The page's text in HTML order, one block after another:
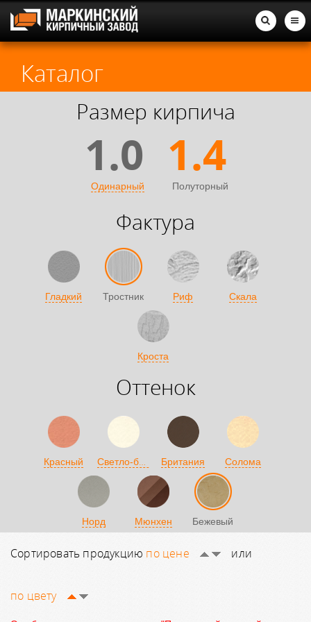
Каталог
Размер кирпича
1.0
Одинарный
1.4
Полуторный
Фактура
Гладкий Тростник Риф Скала
Кроста
Оттенок
Красный Светло-бежевый Британия Солома
Норд Мюнхен Бежевый
Сортировать продукцию по цене или
по цвету